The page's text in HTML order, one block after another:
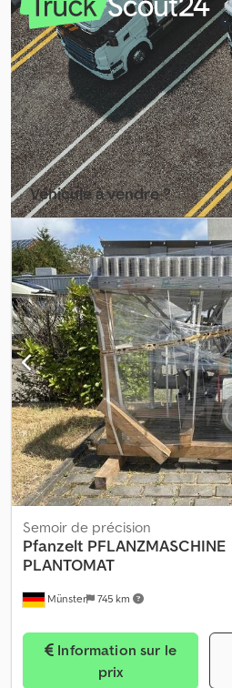
semis avec socs traînants Soc pour
traînant
Véhicule à vendre ?
Créer une
Münster 745 km
Semoir de précision
Pfanzelt PFLANZMASCHINE
PLANTOMAT
prix